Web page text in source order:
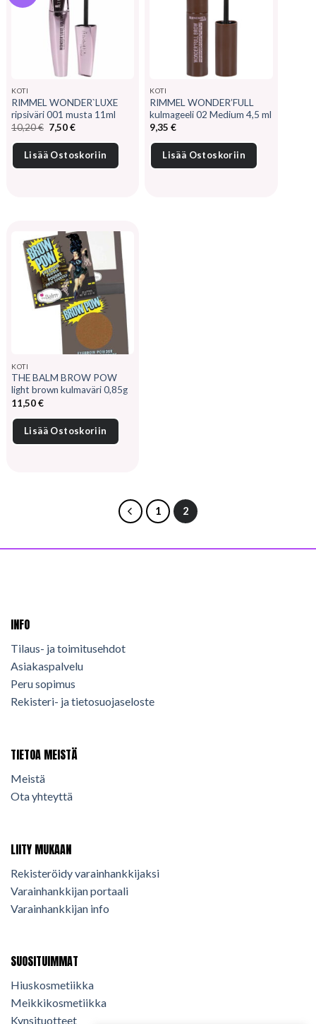
KOTI
RIMMEL WONDER`LUXE
ripsiväri 001 musta 11ml
10,20€ Alkuperäinen
hinta
oli:
10,20 €.
7,50€Nykyinen
on:
7,50 €.
Lisää Ostoskoriin
KOTI
RIMMEL WONDER’FULL
kulmageeli 02 Medium 4,5 ml
9,35€
Lisää Ostoskoriin
KOTI
THE BALM BROW POW
light brown kulmaväri 0,85g
11,50€
Lisää Ostoskoriin
1 2
INFO
Tilaus- ja toimitusehdot
Asiakaspalvelu
Peru sopimus
Rekisteri- ja tietosuojaseloste
TIETOA MEISTÄ
Meistä
Ota yhteyttä
LIITY MUKAAN
Rekisteröidy varainhankkijaksi
Varainhankkijan portaali
Varainhankkijan info
SUOSITUIMMAT
Hiuskosmetiikka
Meikkikosmetiikka
Kynsituotteet